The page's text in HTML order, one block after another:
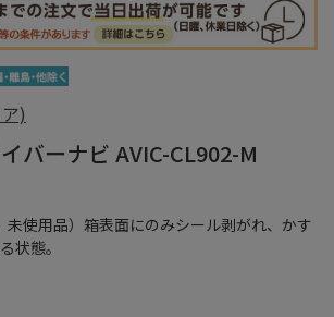
使用品）箱表面にのみシール剥がれ、かす
状態。
)
バーナビ AVIC-CL902-M